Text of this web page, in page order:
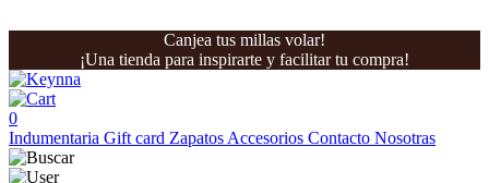
Canjea tus millas volar!
¡Una tienda para inspirarte y facilitar tu compra!
0
Indumentaria Gift card Zapatos Accesorios Contacto Nosotras